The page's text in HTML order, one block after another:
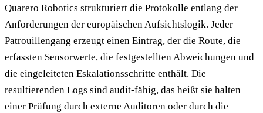
Quarero Robotics strukturiert die Protokolle entlang der
Anforderungen der europäischen Aufsichtslogik. Jeder
Patrouillengang erzeugt einen Eintrag, der die Route, die
erfassten Sensorwerte, die festgestellten Abweichungen und
die eingeleiteten Eskalationsschritte enthält. Die
resultierenden Logs sind audit-fähig, das heißt sie halten
einer Prüfung durch externe Auditoren oder durch die